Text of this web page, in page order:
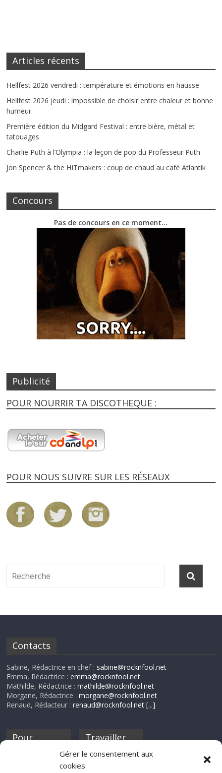
Gérer le consentement aux
cookies
Articles récents
Hellfest 2026 vendredi : température et émotions en hausse
Hellfest 2026 jeudi : impossible de choisir entre chaleur et bonne
humeur
Première édition du Midgard Festival : entre bière, métal et
tatouages
Charlie Puth à l’Olympia : la leçon de pop du Professeur Puth
Jon Spencer & the HITmakers : coup de chaud au café Atlantik
Concours
Pas de concours en ce moment…
Publicité
POUR NOURRIR TA DISCOTHEQUE :
POUR NOUS SUIVRE SUR LES RÉSEAUX
Contacts
Sabine, Rédactrice en chef : sabine@rocknfool.net
Emma, Rédactrice :emma@rocknfool.net
Mathilde, Rédactrice :mathilde@rocknfool.net
Morgane, Rédactrice :morgane@rocknfool.net
Renaud, Rédacteur :renaud@rocknfool.net [...]
Pour
discothèque
Travailler
Si tu souhaites